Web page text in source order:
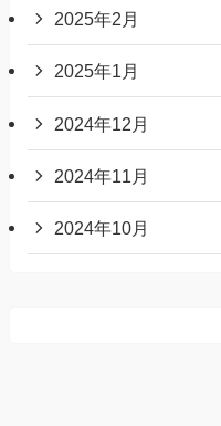
2025年2月
2025年1月
2024年12月
2024年11月
2024年10月